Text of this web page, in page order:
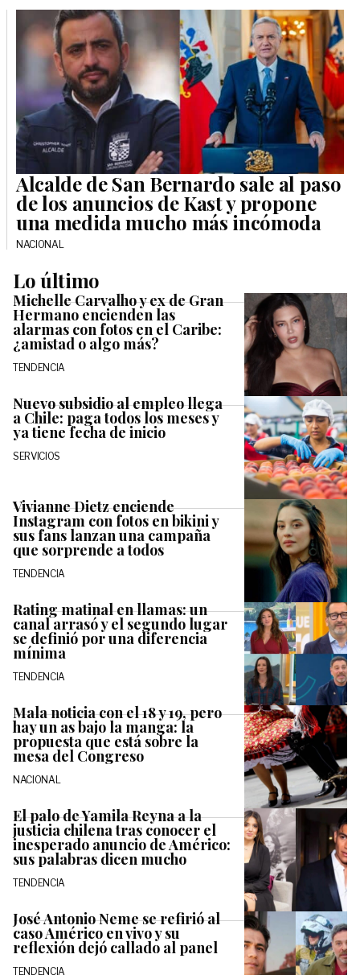
Alcalde de San Bernardo sale al paso
de los anuncios de Kast y propone
una medida mucho más incómoda
NACIONAL
Lo último
Michelle Carvalho y ex de Gran
Hermano encienden las
alarmas con fotos en el Caribe:
¿amistad o algo más?
TENDENCIA
Nuevo subsidio al empleo llega
a Chile: paga todos los meses y
ya tiene fecha de inicio
SERVICIOS
Vivianne Dietz enciende
Instagram con fotos en bikini y
sus fans lanzan una campaña
que sorprende a todos
TENDENCIA
Rating matinal en llamas: un
canal arrasó y el segundo lugar
se definió por una diferencia
mínima
TENDENCIA
Mala noticia con el 18 y 19, pero
hay un as bajo la manga: la
propuesta que está sobre la
mesa del Congreso
NACIONAL
El palo de Yamila Reyna a la
justicia chilena tras conocer el
inesperado anuncio de Américo:
sus palabras dicen mucho
TENDENCIA
José Antonio Neme se refirió al
caso Américo en vivo y su
reflexión dejó callado al panel
TENDENCIA